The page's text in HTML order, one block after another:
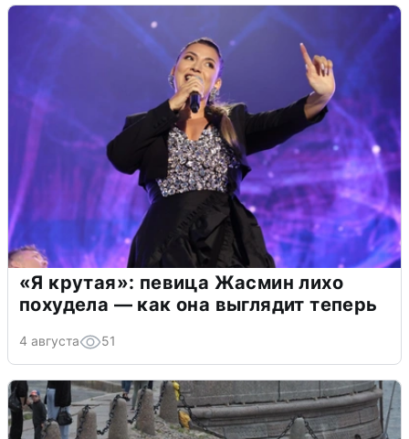
«Я крутая»: певица Жасмин лихо
похудела — как она выглядит теперь
4 августа 51